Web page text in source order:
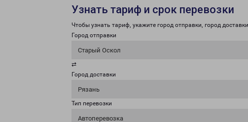
Узнать тариф и срок перевозки
Чтобы узнать тариф, укажите город отправки, город
Город отправки
Старый Оскол
⇄
Город доставки
Рязань
Тип перевозки
Автоперевозка